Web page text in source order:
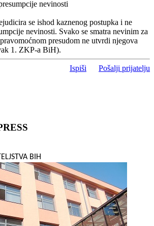
nevinosti
se ishod kaznenog postupka i ne
nevinosti. Svako se smatra nevinim za
presudom ne utvrdi njegova
1. ZKP-a BiH).
Ispiši Pošalji prijatelju
BIH